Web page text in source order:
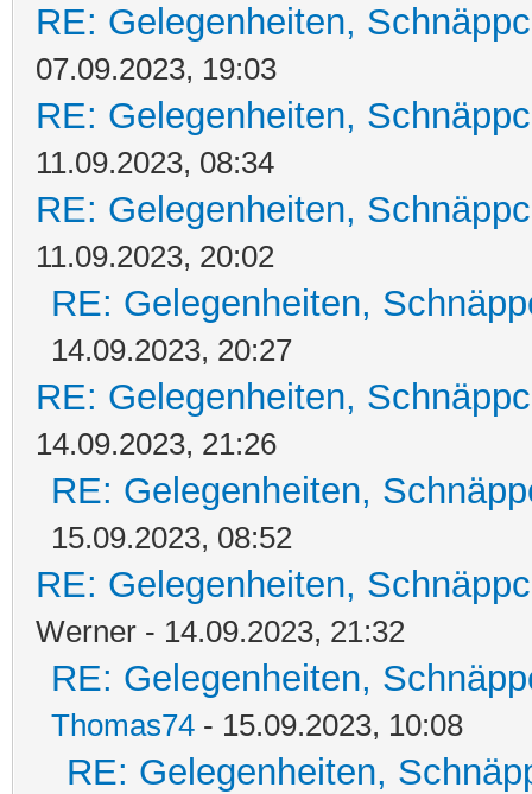
RE: Gelegenheiten,
07.09.2023, 19:03
RE: Gelegenheiten,
11.09.2023, 08:34
RE: Gelegenheiten,
11.09.2023, 20:02
RE: Gelegenheiten,
14.09.2023, 20:27
RE: Gelegenheiten,
14.09.2023, 21:26
RE: Gelegenheiten,
15.09.2023, 08:52
RE: Gelegenheiten,
Werner - 14.09.2023, 21:32
RE: Gelegenheiten,
Thomas74 - 15.09.2023, 10:08
RE: Gelegenheiten,